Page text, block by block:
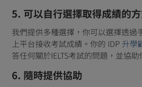
5. 可以自行選擇取得成績的
我們提供多種選擇，你可以選擇透過
上平台接收考試成績。你的 IDP 升學
答任何關於IELTS考試的問題，並協助
6. 隨時提供協助